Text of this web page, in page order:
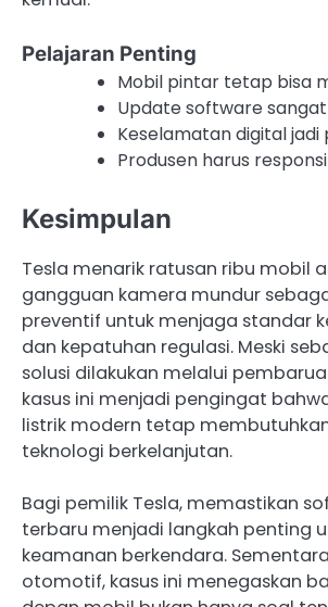
Pelajaran Penting
Mobil pintar tetap bisa
Update software
Keselamatan digital
Produsen harus
Kesimpulan
Tesla menarik ratusan ribu mobil
gangguan kamera mundur
preventif untuk menjaga standar
dan kepatuhan regulasi. Meski
solusi dilakukan melalui
kasus ini menjadi pengingat
listrik modern tetap
teknologi berkelanjutan.
Bagi pemilik Tesla, memastikan
terbaru menjadi langkah penting
keamanan berkendara.
otomotif, kasus ini menegaskan